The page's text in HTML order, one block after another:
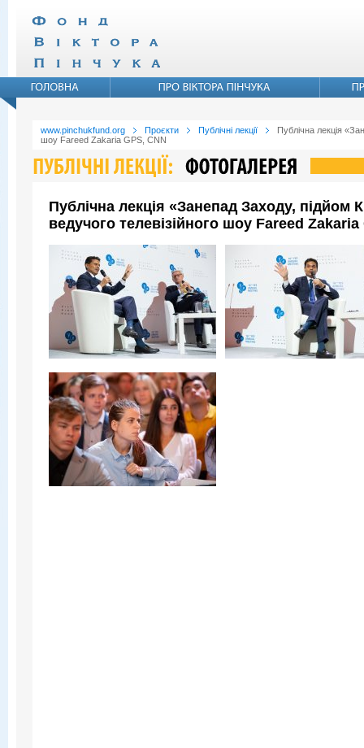
www.pinchukfund.org Проєкти Публічні лекції
Публічна лекція
шоу Fareed Zakaria GPS, CNN
Публічна лекція «Занепад Заходу, підйом
ведучого телевізійного шоу Fareed Zakaria